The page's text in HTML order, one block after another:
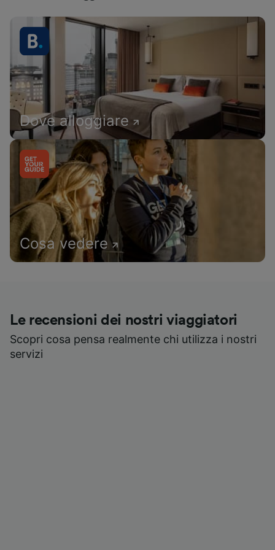
Dove alloggiare
Cosa vedere
Le recensioni dei nostri viaggiatori
Scopri cosa pensa realmente chi utilizza i nostri
servizi